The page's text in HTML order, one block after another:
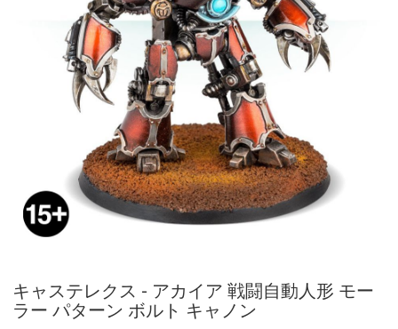
キャステレクス - アカイア 戦闘自動人形 モー
ラー パターン ボルト キャノン